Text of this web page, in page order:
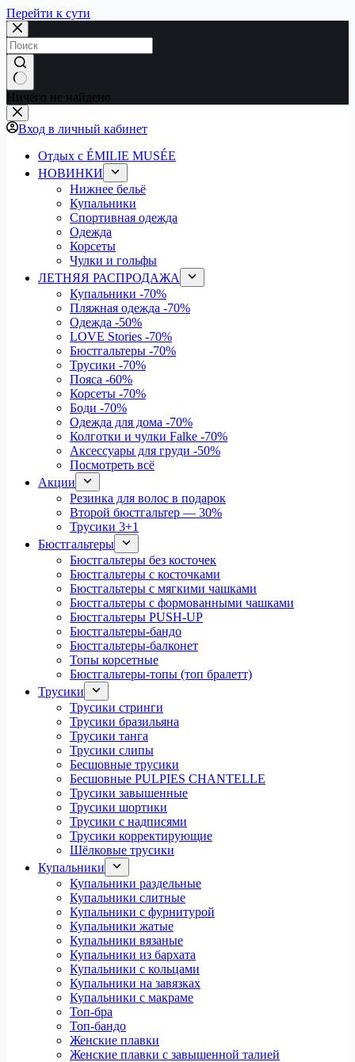
Перейти к сути
Ничего не найдено
Вход в личный кабинет
Отдых с ÉMILIE MUSÉE
НОВИНКИ
Нижнее бельё
Купальники
Спортивная одежда
Одежда
Корсеты
Чулки и гольфы
ЛЕТНЯЯ РАСПРОДАЖА
Купальники -70%
Пляжная одежда -70%
Одежда -50%
LOVE Stories -70%
Бюстгальтеры -70%
Трусики -70%
Пояса -60%
Корсеты -70%
Боди -70%
Одежда для дома -70%
Колготки и чулки Falke -70%
Аксессуары для груди -50%
Посмотреть всё
Акции
Резинка для волос в подарок
Второй бюстгальтер — 30%
Трусики 3+1
Бюстгальтеры
Бюстгальтеры без косточек
Бюстгальтеры с косточками
Бюстгальтеры с мягкими чашками
Бюстгальтеры с формованными чашками
Бюстгальтеры PUSH-UP
Бюстгальтеры-бандо
Бюстгальтеры-балконет
Топы корсетные
Бюстгальтеры-топы (топ бралетт)
Трусики
Трусики стринги
Трусики бразильяна
Трусики танга
Трусики слипы
Бесшовные трусики
Бесшовные PULPIES CHANTELLE
Трусики завышенные
Трусики шортики
Трусики с надписями
Трусики корректирующие
Шёлковые трусики
Купальники
Купальники раздельные
Купальники слитные
Купальники с фурнитурой
Купальники жатые
Купальники вязаные
Купальники из бархата
Купальники с кольцами
Купальники на завязках
Купальники с макраме
Топ-бра
Топ-бандо
Женские плавки
Женские плавки с завышенной талией